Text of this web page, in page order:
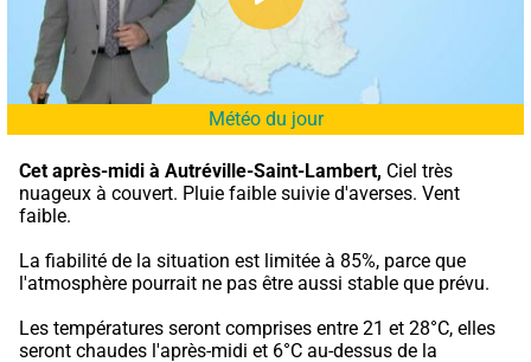
Météo du jour
Cet après-midi à Autréville-Saint-Lambert, Ciel très
nuageux à couvert. Pluie faible suivie d'averses. Vent
faible.
La fiabilité de la situation est limitée à 85%, parce que
l'atmosphère pourrait ne pas être aussi stable que prévu.
Les températures seront comprises entre 21 et 28°C, elles
seront chaudes l'après-midi et 6°C au-dessus de la